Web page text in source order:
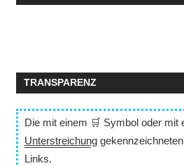
TRANSPARENZ
Die mit einem 🛒 Symbol oder mit
Unterstreichung
Links.